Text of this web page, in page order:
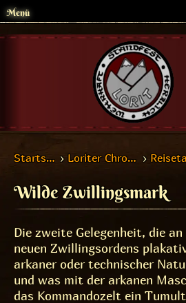
Menü
Startseite › Loriter Chroniken ›
Wilde Zwillingsmark
Die zweite Gelegenheit, die
neuen Zwillingsordens
arkaner oder technischer
und was mit der arkanen
das Kommandozelt ein